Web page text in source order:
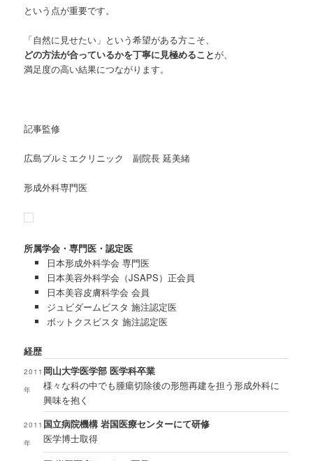
という点が重要です。
「自然に見せたい」という希望がある方こそ、
どの方法が合っているかを丁寧に見極めることが、
満足度の高い結果につながります。
記事監修
広島プルミエクリニック 副院長 延美緒
形成外科専門医
所属学会・専門医・認定医
日本形成外科学会 専門医
日本美容外科学会（JSAPS）正会員
日本美容皮膚科学会 会員
ジュビダームビスタ 施注認定医
ボットクスビスタ 施注認定医
経歴
2011
年
岡山大学医学部 医学科卒業
様々な科の中でも腫瘍切除後の形態再建を担う形成外科に
興味を抱く
2011
年
国立病院機構 岩国医療センターにて研修
医学博士取得